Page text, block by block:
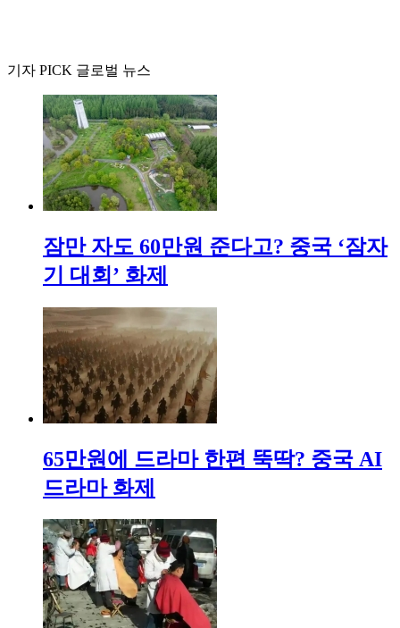
기자 PICK 글로벌 뉴스
잠만 자도 60만원 준다고? 중국 ‘잠자
기 대회’ 화제
65만원에 드라마 한편 뚝딱? 중국 AI
드라마 화제